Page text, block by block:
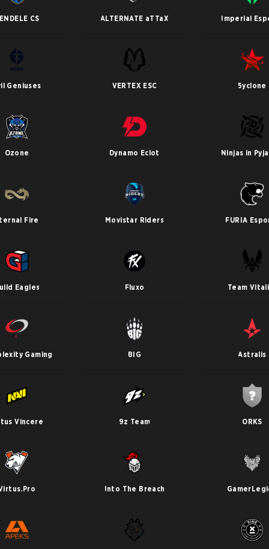
CS ALTERNATE aTTaX Imperial
Geniuses VERTEX ESC 5yclone
Ozone Dynamo Eclot Ninjas in
Fire Movistar Riders FURIA
Eagles Fluxo Team
Gaming BIG Astralis
Vincere 9z Team ORKS
Into The Breach